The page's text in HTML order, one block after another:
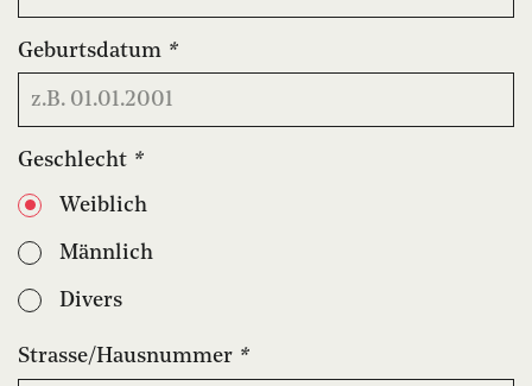
Geburtsdatum *
Geschlecht *
Weiblich
Männlich
Divers
Strasse/Hausnummer *